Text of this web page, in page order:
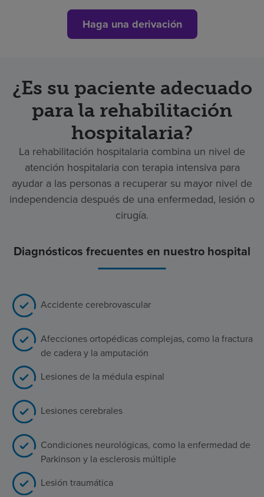
Haga una derivación
¿Es su paciente adecuado
para la rehabilitación
hospitalaria?
La rehabilitación hospitalaria combina un nivel de
atención hospitalaria con terapia intensiva para
ayudar a las personas a recuperar su mayor nivel de
independencia después de una enfermedad, lesión o
cirugía.
Diagnósticos frecuentes en nuestro hospital
Accidente cerebrovascular
Afecciones ortopédicas complejas, como la fractura
de cadera y la amputación
Lesiones de la médula espinal
Lesiones cerebrales
Condiciones neurológicas, como la enfermedad de
Parkinson y la esclerosis múltiple
Lesión traumática